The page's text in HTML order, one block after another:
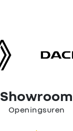
Showroom
Openingsuren